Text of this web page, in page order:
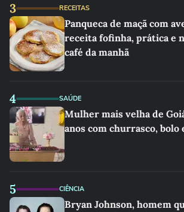
3 RECEITAS
Panqueca de maçã com
receita fofinha, prática e
café da manhã
4 SAÚDE
Mulher mais velha de
anos com churrasco, bolo
5 CIÊNCIA
Bryan Johnson, homem